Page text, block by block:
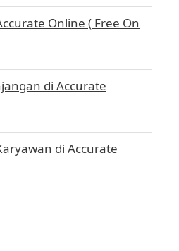
Online ( Free On
di Accurate
di Accurate